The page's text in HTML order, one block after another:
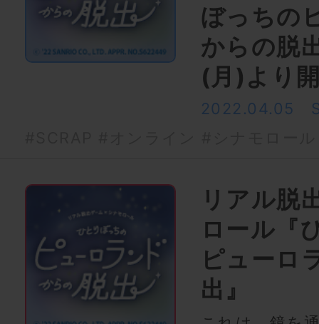
ぼっちの
からの脱
(月)より
2022.04.05
リアル脱
ロール『
ピューロ
出』